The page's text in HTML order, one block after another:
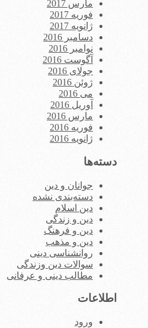
مارس 2017
فوریه 2017
ژانویه 2017
دسامبر 2016
نوامبر 2016
آگوست 2016
جولای 2016
ژوئن 2016
می 2016
آوریل 2016
مارس 2016
فوریه 2016
ژانویه 2016
دسته‌ها
جوانان و دین
دسته‌بندی نشده
دین اسلام
دین و زندگی
دین و فرهنگ
دین و مذهب
روانشناسی دینی
سوالات دین وزندگی
مطالب دینی و عرفانی
اطلاعات
ورود